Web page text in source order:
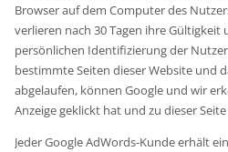
Browser auf dem Computer des
verlieren nach 30 Tagen ihre
persönlichen Identifizierung der
bestimmte Seiten dieser Website und
abgelaufen, können Google und wir
Anzeige geklickt hat und zu dieser
Jeder Google AdWords-Kunde erhält